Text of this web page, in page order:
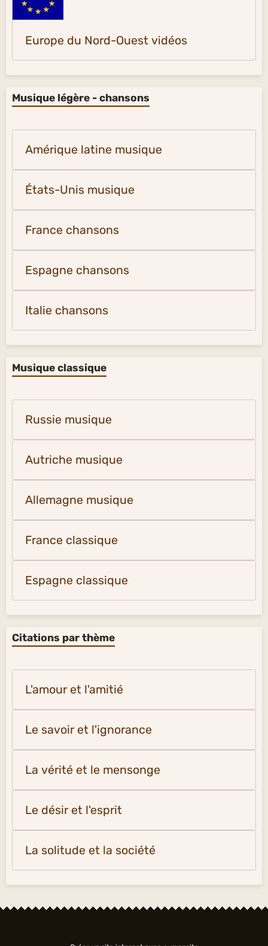
Europe du Nord-Ouest vidéos
Musique légère - chansons
Amérique latine musique
États-Unis musique
France chansons
Espagne chansons
Italie chansons
Musique classique
Russie musique
Autriche musique
Allemagne musique
France classique
Espagne classique
Citations par thème
L'amour et l'amitié
Le savoir et l'ignorance
La vérité et le mensonge
Le désir et l'esprit
La solitude et la société